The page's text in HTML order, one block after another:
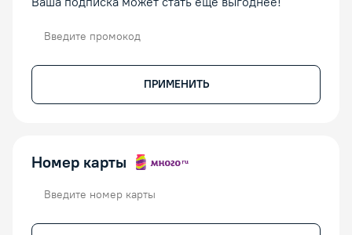
ПРИМЕНИТЬ
Номер карты